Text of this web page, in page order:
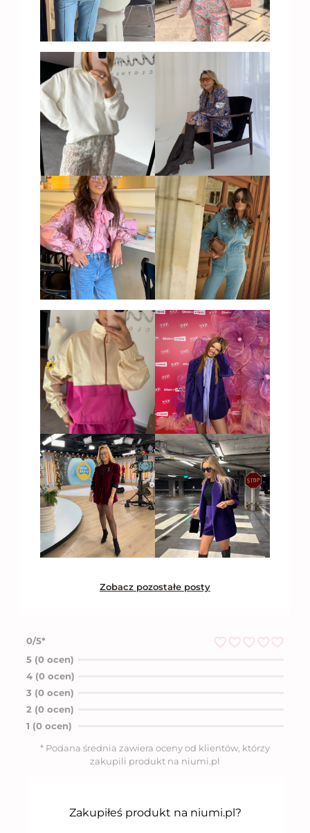
Zobacz pozostałe posty
0/5*
5
n
5 (0 ocen)
4 (0 ocen)
3 (0 ocen)
2 (0 ocen)
1 (0 ocen)
* Podana średnia zawiera oceny od klientów, którzy
zakupili produkt na niumi.pl
Zakupiłeś produkt na niumi.pl?